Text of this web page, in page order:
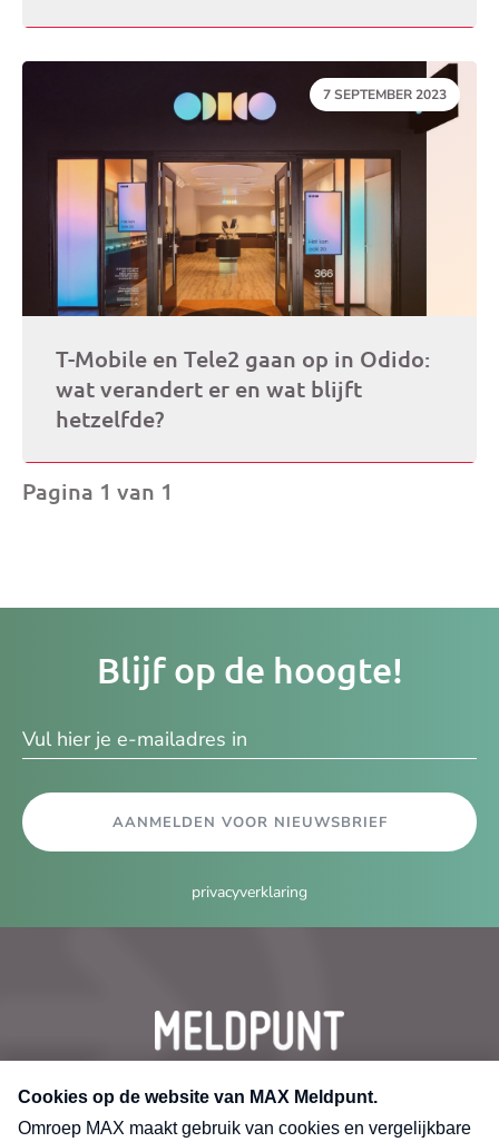
DATUM:
7 SEPTEMBER 2023
T-Mobile en Tele2 gaan op in Odido:
wat verandert er en wat blijft
hetzelfde?
Pagina 1 van 1
Blijf op de hoogte!
AANMELDEN VOOR NIEUWSBRIEF
privacyverklaring